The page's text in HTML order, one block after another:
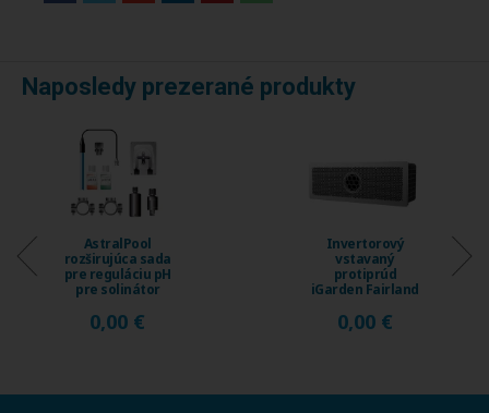
Naposledy prezerané produkty
vstavaný
protiprúd
iGarden Fairland
Invertorový
vstavaný
protiprúd
iGarden